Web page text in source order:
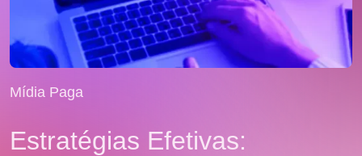
Mídia Paga
Estratégias Efetivas: